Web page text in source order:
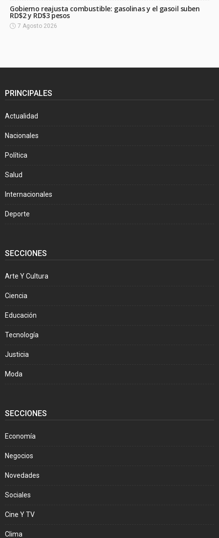
Gobierno reajusta combustible: gasolinas y el gasoil suben
RD$2 y RD$3 pesos
7 Agosto 2026
PRINCIPALES
Actualidad
Nacionales
Política
Salud
Internacionales
Deporte
SECCIONES
Arte Y Cultura
Ciencia
Educación
Tecnología
Justicia
Moda
SECCIONES
Economía
Negocios
Novedades
Sociales
Cine Y TV
Clima